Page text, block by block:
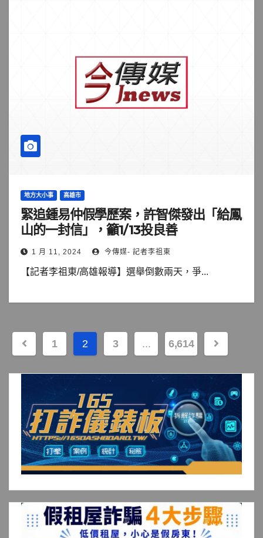
地方大小事 高雄市
緊追鍾易仲假學歷案，許智傑發出「給鳳
山的一封信」，籲1/13投良善
1 月 11, 2024 今傳媒- 記者李祖東
【記者李祖東/高雄報導】選舉倒數兩天，爭...
文
章
頁
1 2 3 ... 6,614